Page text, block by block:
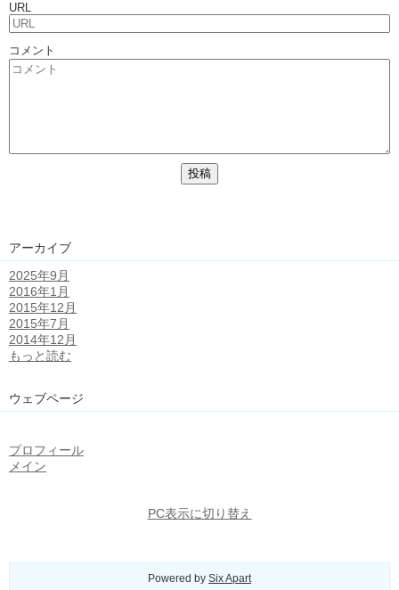
URL
コメント
アーカイブ
2025年9月
2016年1月
2015年12月
2015年7月
2014年12月
もっと読む
ウェブページ
プロフィール
メイン
PC表示に切り替え
Powered by Six Apart